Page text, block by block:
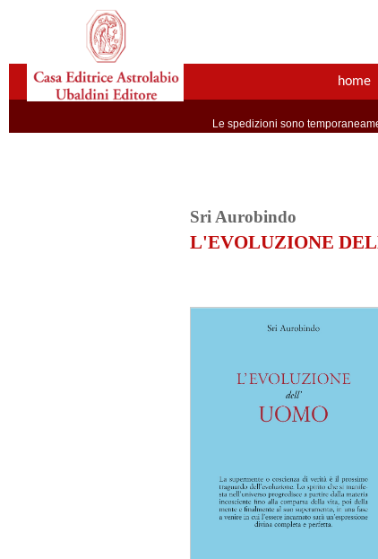
home
Le spedizioni sono
Sri Aurobindo
L'EVOLUZIONE